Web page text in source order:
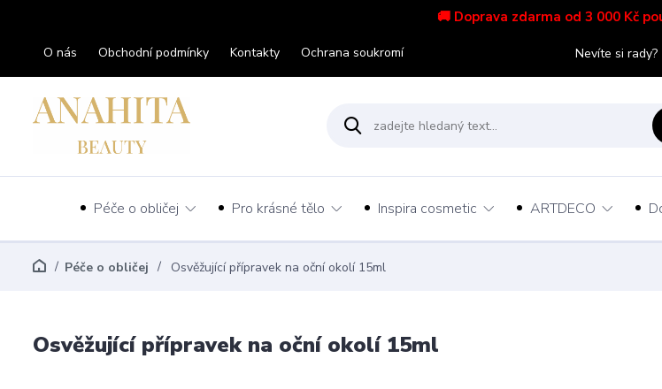
🚚 Doprava zdarma od 3 000 Kč
O nás Obchodní podmínky Kontakty Ochrana soukromí Nevíte si
Péče o obličej Pro krásné tělo Inspira cosmetic ARTDECO
Péče o obličej Osvěžující přípravek na oční okolí 15ml
Osvěžující přípravek na oční okolí 15ml